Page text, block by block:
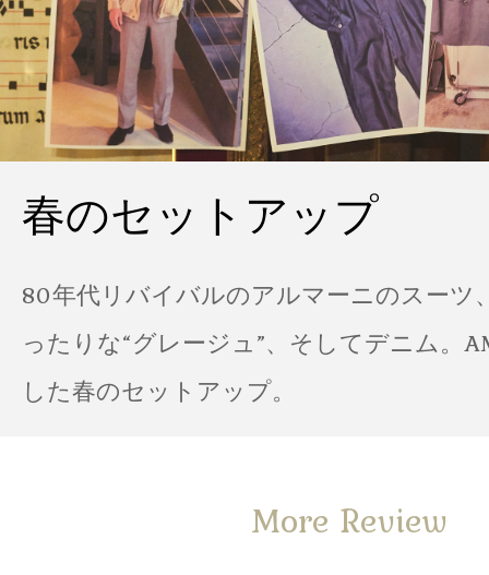
春のセットアップ
80年代リバイバルのアルマーニのスーツ
ったりな“グレージュ”、そしてデニム。
した春のセットアップ。
More Review